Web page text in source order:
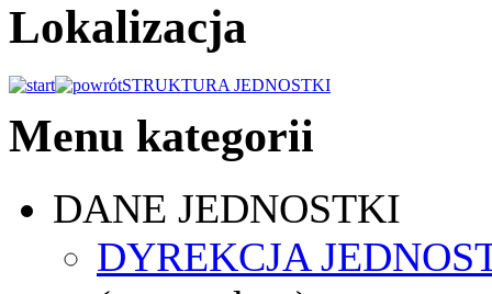
Lokalizacja
STRUKTURA JEDNOSTKI
Menu kategorii
DANE JEDNOSTKI
DYREKCJA